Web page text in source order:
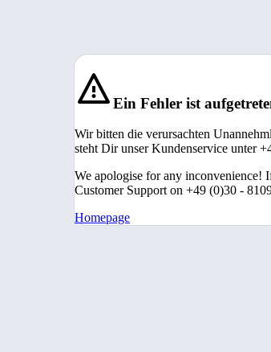
Ein Fehler ist
Wir bitten die verursachten
steht Dir unser Kundenservice unter
We apologise for any inconvenience!
Customer Support on +49 (0)30 -
Homepage